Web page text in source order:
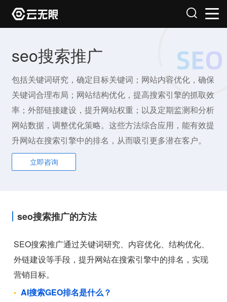
seo搜索推广
包括关键词研究，确定目标关键词；网站内容优化，确保
关键词合理布局；网站结构优化，提高搜索引擎的抓取效
率；外部链接建设，提升网站权重；以及定期监测和分析
网站数据，调整优化策略。这些方法综合应用，能有效提
升网站在搜索引擎中的排名，从而吸引更多潜在客户。
立即咨询
seo搜索推广的方法
SEO搜索推广通过关键词研究、内容优化、结构优化、
外链建设等手段，提升网站在搜索引擎中的排名，实现
营销目标。
AI搜索GEO排名是什么？